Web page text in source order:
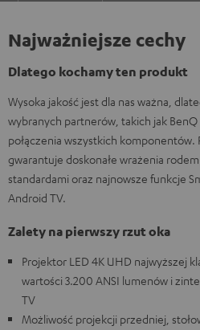
Najważniejsze cechy
Dlatego kochamy ten produkt
Wysoka jakość jest dla nas ważna,
wybranych partnerów, takich jak
połączenia wszystkich komponentów.
gwarantuje doskonałe wrażenia
standardami oraz najnowsze funkcje
Android TV.
Zalety na pierwszy rzut oka
Projektor LED 4K UHD najwyższej
wartości 3.200 ANSI lumenów i
TV
Możliwość projekcji przedniej,